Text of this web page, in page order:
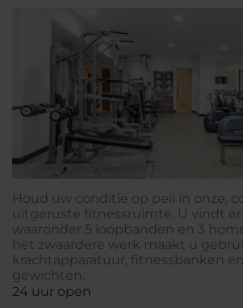
Houd uw conditie op peil in onze,
uitgeruste fitnessruimte. U vindt er
waaronder 5 loopbanden en 3
het zwaardere werk maakt u
krachtapparatuur, fitnessbanken
gewichten.
24 uur open